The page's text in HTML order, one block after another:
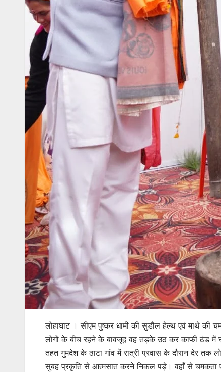
लोहाघाट । सीएम पुष्कर धामी की सुडौल हेल्थ एवं माथे की
लोगों के बीच रहने के बावजूद वह तड़के उठ कर काफी ठंड में
तहत गुमदेश के ठाटा गांव में रात्री प्रवास के दौरान देर तक
सुबह प्रकृति से आत्मसात करने निकल पड़े। वहाँ से चमकता